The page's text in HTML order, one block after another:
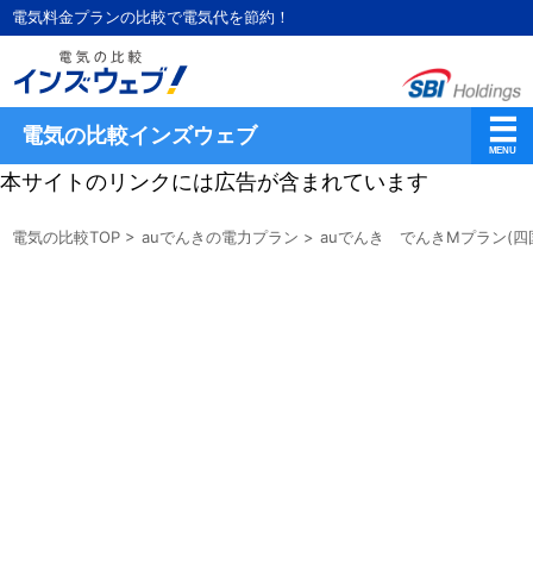
電気料金プランの比較で電気代を節約！
電気の比較インズウェブ
本サイトのリンクには広告が含まれています
電気の比較TOP > auでんきの電力プラン > auでんき でんきMプラン(四